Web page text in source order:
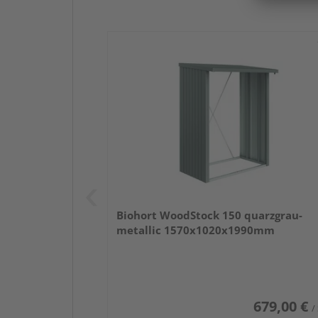
Biohort WoodStock 150 quarzgrau-
metallic 1570x1020x1990mm
679,00 € /